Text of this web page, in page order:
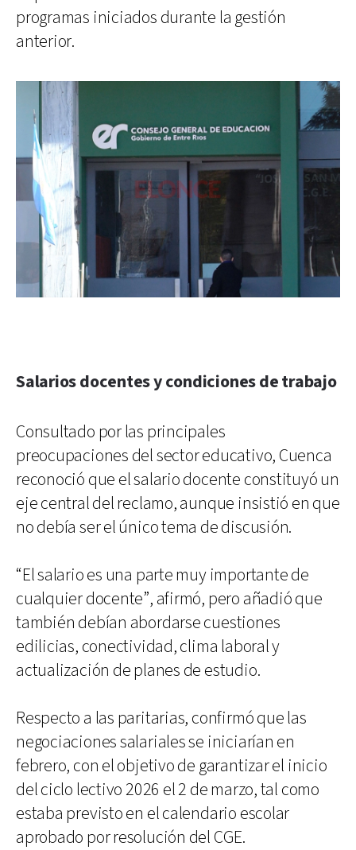
programas iniciados durante la gestión
anterior.
Salarios docentes y condiciones de trabajo
Consultado por las principales
preocupaciones del sector educativo, Cuenca
reconoció que el salario docente constituyó un
eje central del reclamo, aunque insistió en que
no debía ser el único tema de discusión.
“El salario es una parte muy importante de
cualquier docente”, afirmó, pero añadió que
también debían abordarse cuestiones
edilicias, conectividad, clima laboral y
actualización de planes de estudio.
Respecto a las paritarias, confirmó que las
negociaciones salariales se iniciarían en
febrero, con el objetivo de garantizar el inicio
del ciclo lectivo 2026 el 2 de marzo, tal como
estaba previsto en el calendario escolar
aprobado por resolución del CGE.